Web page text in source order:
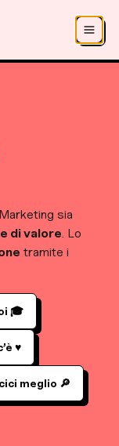
alla navigazione
sia
di valore. Lo
tramite i
🎓
♥️
meglio 🔎